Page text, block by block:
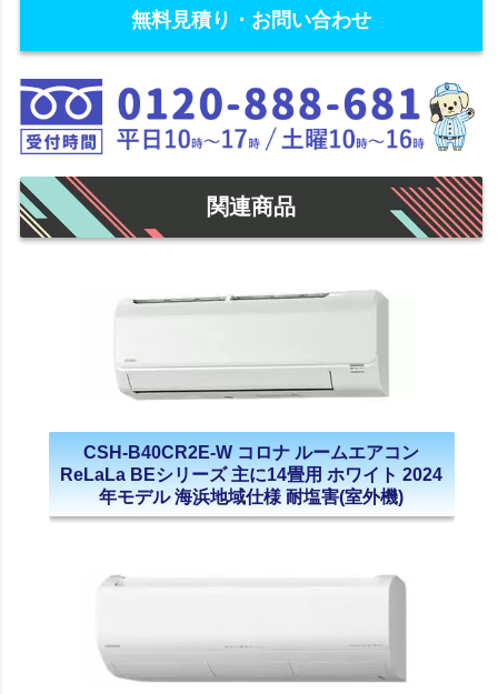
無料見積り・お問い合わせ
関連商品
CSH-B40CR2E-W コロナ ルームエアコン
ReLaLa BEシリーズ 主に14畳用 ホワイト 2024
年モデル 海浜地域仕様 耐塩害(室外機)